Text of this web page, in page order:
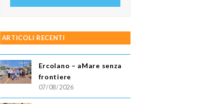
ARTICOLI RECENTI
Ercolano – aMare senza
frontiere
07/08/2026